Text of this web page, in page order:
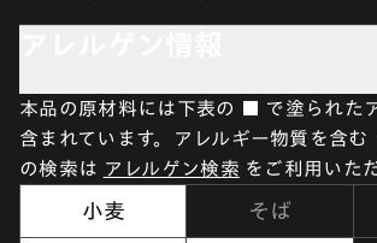
本品の原材料には下表の ■ で塗られた
含まれています。アレルギー物質を含む
の検索は アレルゲン検索 をご利用いた
小麦 そば